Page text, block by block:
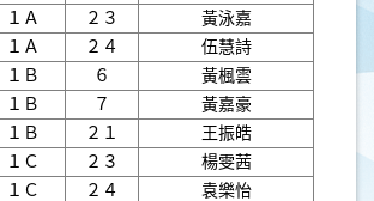
１Ａ ２３
黃泳嘉
１Ａ ２４
伍慧詩
１Ｂ ６
黃楓雲
１Ｂ ７
黃嘉豪
１Ｂ ２１
王振皓
１Ｃ ２３
楊雯茜
１Ｃ ２４ 袁樂怡